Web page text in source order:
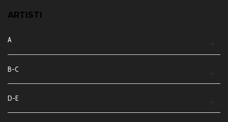
ARTISTI
A
B-C
D-E